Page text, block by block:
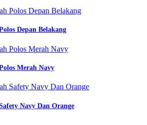
Depan Belakang
Merah Navy
Navy Dan Orange